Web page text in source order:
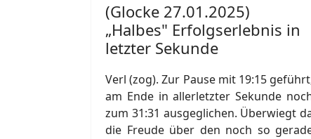
(Glocke 27.01.2025)
„Halbes" Erfolgserlebnis in
letzter Sekunde
Verl (zog). Zur Pause mit 19:15
am Ende in allerletzter Sekunde
zum 31:31 ausgeglichen. Überwiegt
die Freude über den noch so